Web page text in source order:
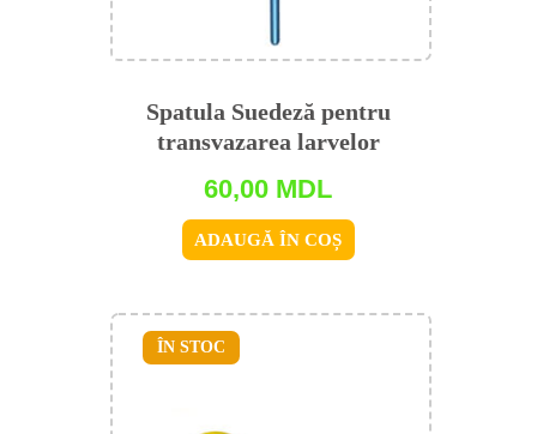
Spatula Suedeză pentru
transvazarea larvelor
60,00 MDL
ADAUGĂ ÎN COȘ
ÎN STOC